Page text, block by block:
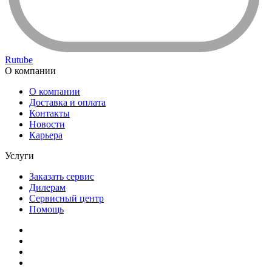
Rutube
О компании
О компании
Доставка и оплата
Контакты
Новости
Карьера
Услуги
Заказать сервис
Дилерам
Сервисный центр
Помощь